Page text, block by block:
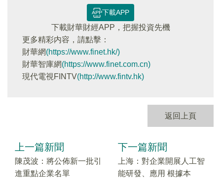
下載APP
下載財華財經APP，把握投資先機
更多精彩内容，請點擊：
財華網(https://www.finet.hk/)
財華智庫網(https://www.finet.com.cn)
現代電視FINTV(http://www.fintv.hk)
返回上頁
上一篇新聞
陳茂波：​將公佈新一批引
進重點企業名單
下一篇新聞
上海：對企業開展人工智
能研發、應用 根據本